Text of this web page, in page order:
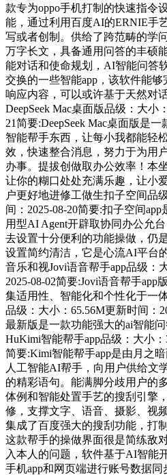
款专为oppo手机打制的快速指令
能，通过利用百度AI的ERNIE手
写或者创制。供给了跨范畴的学
万字长文，具备通用问答的丰硕
能对话和使命规划，AI智能问答
交换的一些智能app，该软件能
响应内容，可以或许基于天然对
DeepSeek Mac桌面版品级：大小
21简要:DeepSeek Mac桌面版是
智能帮手东西，让每小我都能轻
效，快速整合消息，努力于为用
办事。提拔创做取办公效率！本
让你的糊口处处充满乐趣，让小
户更好地进修工做生扣子空间品
间：2025-08-20简要:扣子空间
用型AI Agent开辟取协同办公允
去设置十分便利的功能操做，仍
设置简约清洁，它是心流AI平台
音乐和视Jovi语音帮手app品级：
2025-08-02简要:Jovi语音帮手app
集适用性、智能化和个性化于一
品级：大小：65.56M更新时间：
最新版是一款功能强大的ai智能
HuKimi智能帮手app品级：大小
简要:Kimi智能帮手app是由月之
人工智能AI帮手，向用户供给文
的精彩语句。能满脚分歧用户的
体例和智能处置手艺的搜刮引擎
修，支撑文字、语音、摄影、视
集成了百度强大的搜刮功能，打
这款帮手的操做界面很是简练敌
入本人的问题，软件基于AI智能
手机app和网页端进行账号数据同